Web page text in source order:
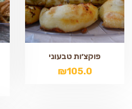
פוקצ׳ות טבעוני
₪105.0